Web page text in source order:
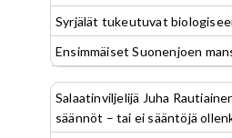
Syrjälät tukeutuvat
Ensimmäiset Suonenjoen
Salaatinviljelijä Juha
säännöt – tai ei sääntöjä